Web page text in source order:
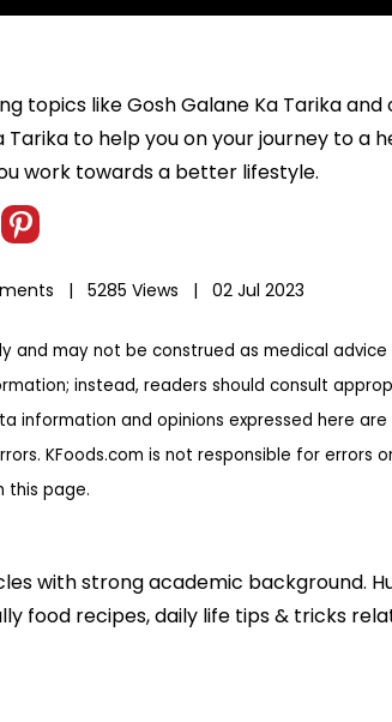
topics like Gosh Galane Ka Tarika
to help you on your journey to a
work towards a better lifestyle.
| 5285 Views | 02 Jul 2023
may not be construed as medical advice
instead, readers should consult
information and opinions expressed here
KFoods.com is not responsible for errors
this page.
with strong academic background.
food recipes, daily life tips & tricks